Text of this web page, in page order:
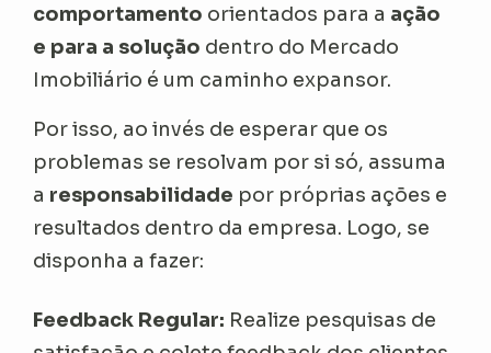
comportamento orientados para a ação
e para a solução dentro do Mercado
Imobiliário é um caminho expansor.
Por isso, ao invés de esperar que os
problemas se resolvam por si só, assuma
a responsabilidade por próprias ações e
resultados dentro da empresa. Logo, se
disponha a fazer:
Feedback Regular: Realize pesquisas de